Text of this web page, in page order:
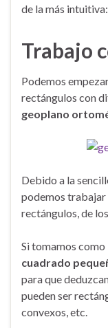
de la más
Trabajo
Podemos
rectángulos con
geoplano
Debido a la
podemos trabajar
rectángulos, de
Si tomamos como
cuadrado
para que
pueden ser
convexos, etc.